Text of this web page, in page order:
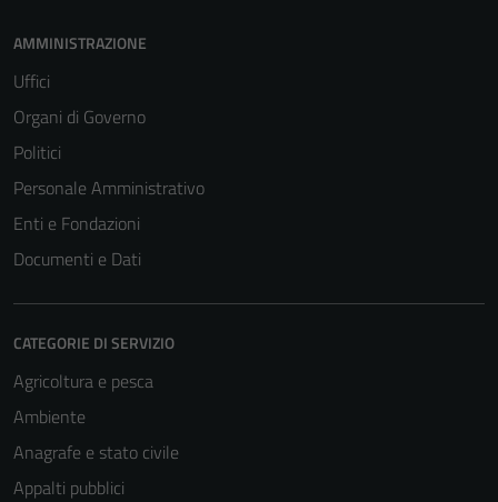
AMMINISTRAZIONE
Uffici
Organi di Governo
Politici
Personale Amministrativo
Enti e Fondazioni
Documenti e Dati
CATEGORIE DI SERVIZIO
Agricoltura e pesca
Ambiente
Anagrafe e stato civile
Appalti pubblici